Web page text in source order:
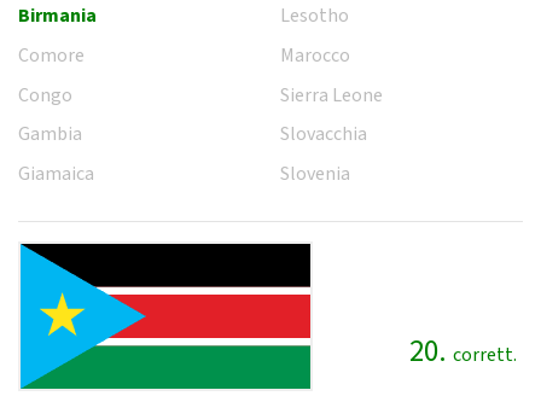
Birmania
Comore
Congo
Gambia
Giamaica
Lesotho
Marocco
Sierra Leone
Slovacchia
Slovenia
20. corrett.